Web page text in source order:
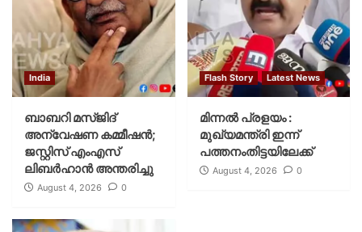
India
ബാബറി മസ്ജിദ്
അന്വേഷണ കമ്മീഷന്‍;
ജസ്റ്റിസ് എംഎസ്
ലിബര്‍ഹാന്‍ അന്തരിച്ചു
August 4, 2026 0
Flash Story Latest News
മിന്നല്‍ പ്രളയം :
മുഖ്യമന്ത്രി ഇന്ന്
പത്തനംതിട്ടയിലേക്ക്
August 4, 2026 0